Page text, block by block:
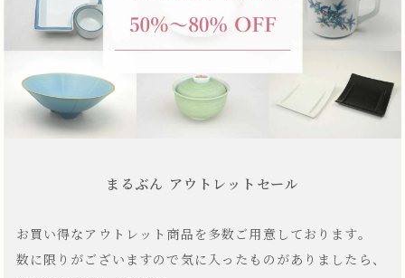
まるぶん アウトレットセール
お買い得なアウトレット商品を多数ご用意しております。
数に限りがございますので気に入ったものがありましたら、